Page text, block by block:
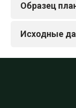
Образец
Исходные